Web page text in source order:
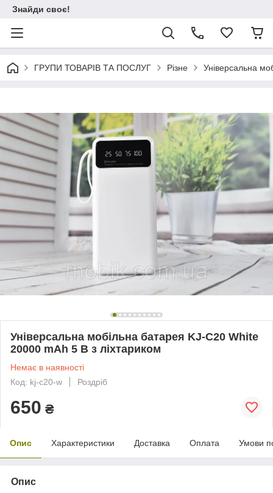
Знайди своє!
ГРУПИ ТОВАРІВ ТА ПОСЛУГ Різне Універсальна
Універсальна мобільна батарея KJ-С20 White
20000 mAh 5 В з ліхтариком
Немає в наявності
Код: kj-с20-w
Роздріб
650 ₴
Опис Характеристики Доставка Оплата Умови
Опис